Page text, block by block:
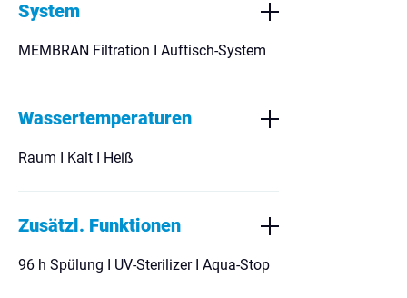
System
MEMBRAN Filtration I Auftisch-System
Wassertemperaturen
Raum I Kalt I Heiß
Zusätzl. Funktionen
96 h Spülung I UV-Sterilizer I Aqua-Stop